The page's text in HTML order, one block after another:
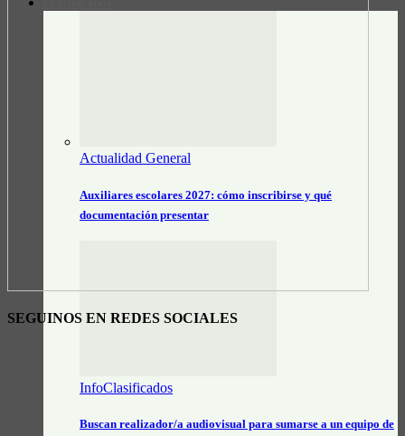
Actualidad General
Auxiliares escolares 2027: cómo inscribirse y qué
documentación presentar
InfoClasificados
Buscan realizador/a audiovisual para sumarse a un equipo de
SEGUINOS EN REDES SOCIALES